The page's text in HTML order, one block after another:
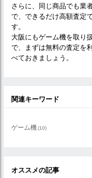
さらに、同じ商品でも業
で、できるだけ高額査定
す。
大阪にもゲーム機を取り
で、まずは無料の査定を
べておきましょう。
関連キーワード
ゲーム機(10)
オススメの記事